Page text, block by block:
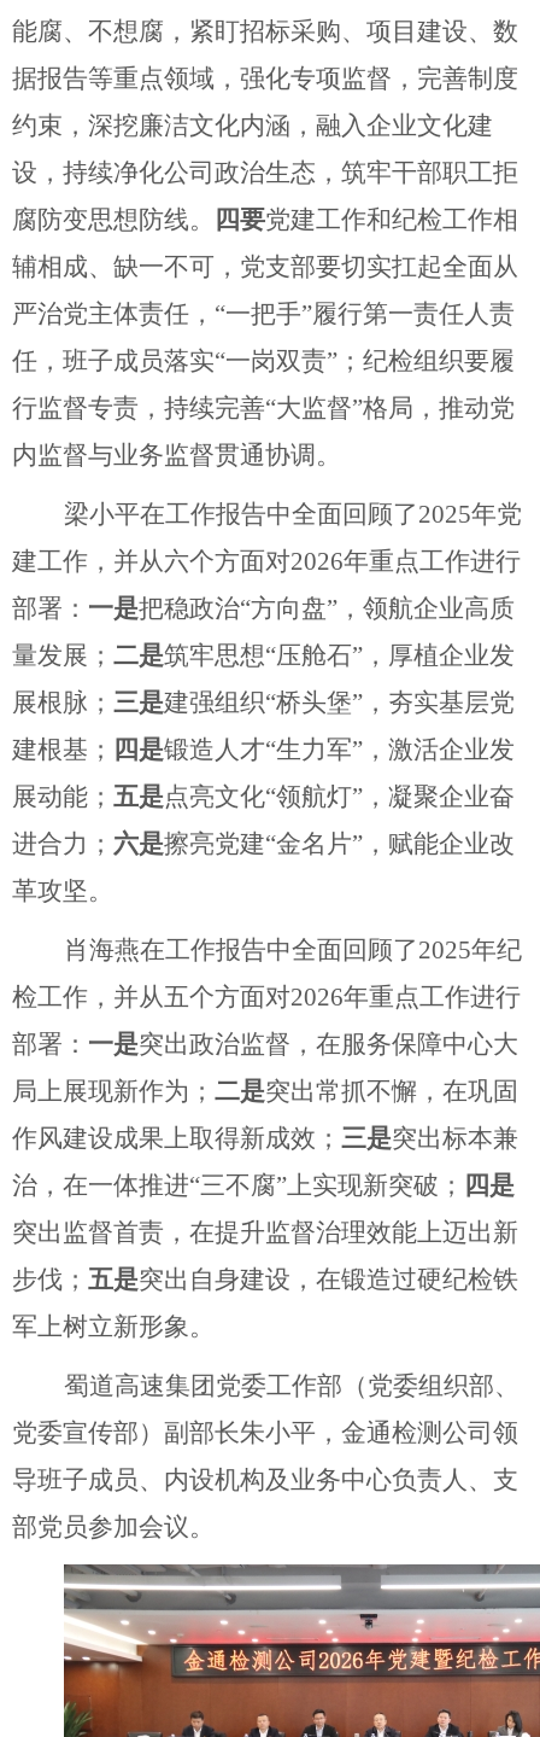
能腐、不想腐，紧盯招标采购、项目建设、数
据报告等重点领域，强化专项监督，完善制度
约束，深挖廉洁文化内涵，融入企业文化建
设，持续净化公司政治生态，筑牢干部职工拒
腐防变思想防线。
四要党建工作和纪检工作相
辅相成、缺一不可，党支部要切实扛起全面从
严治党主体责任， “一把手”履行第一责任人责
任，班子成员落实“一岗双责”；纪检组织要履
行监督专责，持续完善“大监督”格局，推动党
内监督与业务监督贯通协调。
梁小平在工作报告中全面回顾了2025年党
建工作，并从六个方面对2026年重点工作进行
部署： 一是把稳政治“方向盘”，领航企业高质
量发展； 二是筑牢思想“压舱石”，厚植企业发
展根脉； 三是建强组织“桥头堡”，夯实基层党
建根基； 四是锻造人才“生力军”，激活企业发
展动能； 五是点亮文化“领航灯”，凝聚企业奋
进合力； 六是擦亮党建“金名片”，赋能企业改
革攻坚。
肖海燕在工作报告中全面回顾了2025年纪
检工作，并从五个方面对2026年重点工作进行
部署： 一是突出政治监督，在服务保障中心大
局上展现新作为； 二是突出常抓不懈，在巩固
作风建设成果上取得新成效； 三是突出标本兼
治，在一体推进“三不腐”上实现新突破； 四是
突出监督首责，在提升监督治理效能上迈出新
步伐； 五是突出自身建设，在锻造过硬纪检铁
军上树立新形象。
蜀道高速集团党委工作部（党委组织部、
党委宣传部）副部长朱小平，金通检测公司领
导班子成员、内设机构及业务中心负责人、支
部党员参加会议。